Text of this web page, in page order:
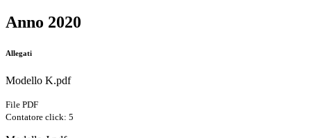
Anno 2020
Allegati
Modello K.pdf
File PDF
Contatore click: 5